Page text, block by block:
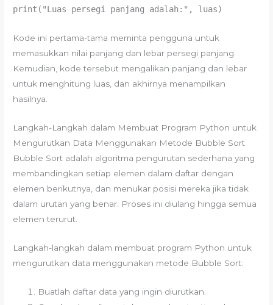
print("Luas persegi panjang adalah:", luas)
Kode ini pertama-tama meminta pengguna untuk
memasukkan nilai panjang dan lebar persegi panjang.
Kemudian, kode tersebut mengalikan panjang dan lebar
untuk menghitung luas, dan akhirnya menampilkan
hasilnya.
Langkah-Langkah dalam Membuat Program Python untuk
Mengurutkan Data Menggunakan Metode Bubble Sort
Bubble Sort adalah algoritma pengurutan sederhana yang
membandingkan setiap elemen dalam daftar dengan
elemen berikutnya, dan menukar posisi mereka jika tidak
dalam urutan yang benar. Proses ini diulang hingga semua
elemen terurut.
Langkah-langkah dalam membuat program Python untuk
mengurutkan data menggunakan metode Bubble Sort:
Buatlah daftar data yang ingin diurutkan.